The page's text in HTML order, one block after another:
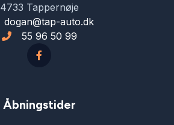
4733 Tappernøje
dogan@tap-auto.dk
55 96 50 99
Åbningstider